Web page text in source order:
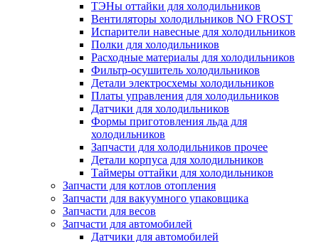
ТЭНы оттайки для холодильников
Вентиляторы холодильников NO FROST
Испарители навесные для холодильников
Полки для холодильников
Расходные материалы для холодильников
Фильтр-осушитель холодильников
Детали электросхемы холодильников
Платы управления для холодильников
Датчики для холодильников
Формы приготовления льда для
холодильников
Запчасти для холодильников прочее
Детали корпуса для холодильников
Таймеры оттайки для холодильников
Запчасти для котлов отопления
Запчасти для вакуумного упаковщика
Запчасти для весов
Запчасти для автомобилей
Датчики для автомобилей